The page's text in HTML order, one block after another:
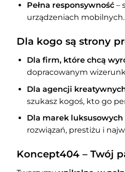
Pełna responsywność–
urządzeniach mobilnych.
Dla kogo są strony
Dla firm, które chcą
dopracowanym
Dla agencji
szukasz kogoś, kto go
Dla marek
rozwiązań, prestiżu i
Koncept404 – Twój